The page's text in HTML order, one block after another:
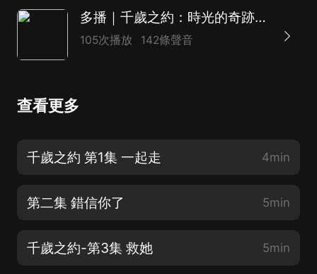
多播｜千歲之約：時光的奇跡｜篡位權謀｜重生｜復仇虐渣｜強制換命｜雙生｜BE虐戀
105次播放 142條聲音
查看更多
千歲之約 第1集 一起走 4min
第二集 錯信你了 5min
千歲之約-第3集 救她 5min